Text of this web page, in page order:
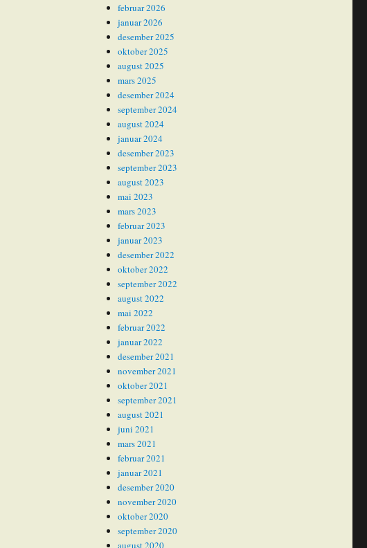
februar 2026
januar 2026
desember 2025
oktober 2025
august 2025
mars 2025
desember 2024
september 2024
august 2024
januar 2024
desember 2023
september 2023
august 2023
mai 2023
mars 2023
februar 2023
januar 2023
desember 2022
oktober 2022
september 2022
august 2022
mai 2022
februar 2022
januar 2022
desember 2021
november 2021
oktober 2021
september 2021
august 2021
juni 2021
mars 2021
februar 2021
januar 2021
desember 2020
november 2020
oktober 2020
september 2020
august 2020